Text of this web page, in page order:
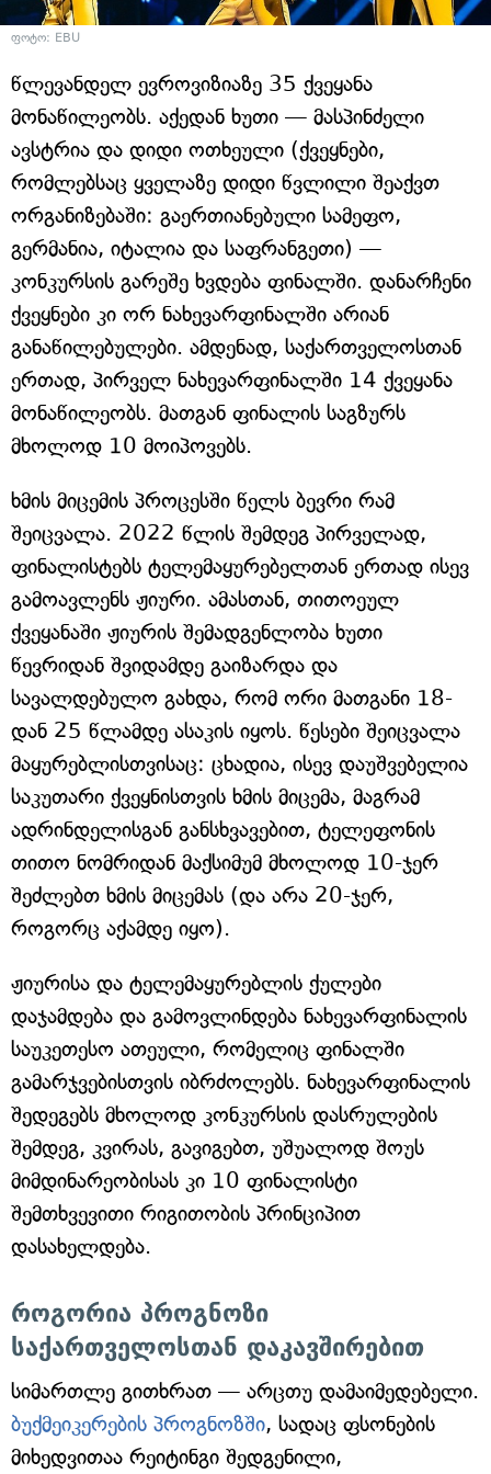
ფოტო: EBU
წლევანდელ ევროვიზიაზე 35 ქვეყანა
მონაწილეობს. აქედან ხუთი — მასპინძელი
ავსტრია და დიდი ოთხეული (ქვეყნები,
რომლებსაც ყველაზე დიდი წვლილი შეაქვთ
ორგანიზებაში: გაერთიანებული სამეფო,
გერმანია, იტალია და საფრანგეთი) —
კონკურსის გარეშე ხვდება ფინალში. დანარჩენი
ქვეყნები კი ორ ნახევარფინალში არიან
განაწილებულები. ამდენად, საქართველოსთან
ერთად, პირველ ნახევარფინალში 14 ქვეყანა
მონაწილეობს. მათგან ფინალის საგზურს
მხოლოდ 10 მოიპოვებს.
ხმის მიცემის პროცესში წელს ბევრი რამ
შეიცვალა. 2022 წლის შემდეგ პირველად,
ფინალისტებს ტელემაყურებელთან ერთად ისევ
გამოავლენს ჟიური. ამასთან, თითოეულ
ქვეყანაში ჟიურის შემადგენლობა ხუთი
წევრიდან შვიდამდე გაიზარდა და
სავალდებულო გახდა, რომ ორი მათგანი 18-
დან 25 წლამდე ასაკის იყოს. წესები შეიცვალა
მაყურებლისთვისაც: ცხადია, ისევ დაუშვებელია
საკუთარი ქვეყნისთვის ხმის მიცემა, მაგრამ
ადრინდელისგან განსხვავებით, ტელეფონის
თითო ნომრიდან მაქსიმუმ მხოლოდ 10-ჯერ
შეძლებთ ხმის მიცემას (და არა 20-ჯერ,
როგორც აქამდე იყო).
ჟიურისა და ტელემაყურებლის ქულები
დაჯამდება და გამოვლინდება ნახევარფინალის
საუკეთესო ათეული, რომელიც ფინალში
გამარჯვებისთვის იბრძოლებს. ნახევარფინალის
შედეგებს მხოლოდ კონკურსის დასრულების
შემდეგ, კვირას, გავიგებთ, უშუალოდ შოუს
მიმდინარეობისას კი 10 ფინალისტი
შემთხვევითი რიგითობის პრინციპით
დასახელდება.
როგორია პროგნოზი
საქართველოსთან დაკავშირებით
სიმართლე გითხრათ — არცთუ დამაიმედებელი.
ბუქმეიკერების პროგნოზში, სადაც ფსონების
მიხედვითაა რეიტინგი შედგენილი,